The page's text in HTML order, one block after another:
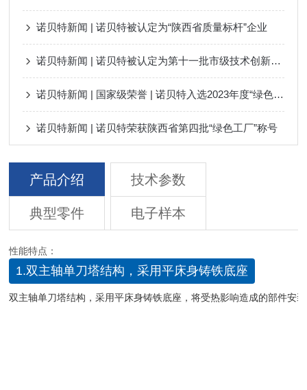
诺贝特新闻 | 诺贝特被认定为“陕西省质量标杆”企业
诺贝特新闻 | 诺贝特被认定为第十一批市级技术创新示范企业
诺贝特新闻 | 国家级荣誉 | 诺贝特入选2023年度“绿色工厂”和 “智能制造优秀场景”名单
诺贝特新闻 | 诺贝特荣获陕西省第四批“绿色工厂”称号
产品介绍 技术参数
典型零件 电子样本
性能特点：
1.双主轴单刀塔结构，采用平床身铸铁底座
双主轴单刀塔结构，采用平床身铸铁底座，将受热影响造成的部件安